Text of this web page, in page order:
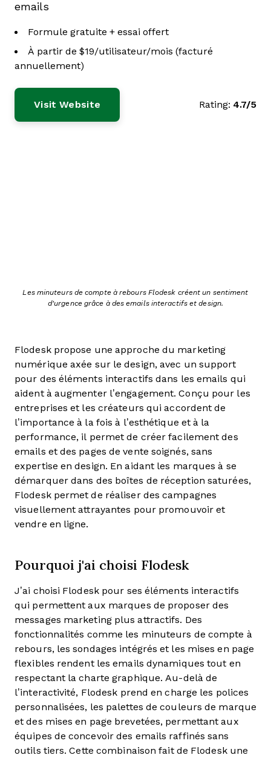
emails
Formule gratuite + essai offert
À partir de $19/utilisateur/mois (facturé
annuellement)
Visit Website Rating: 4.7/5
Les minuteurs de compte à rebours Flodesk créent un sentiment
d'urgence grâce à des emails interactifs et design.
Flodesk propose une approche du marketing
numérique axée sur le design, avec un support
pour des éléments interactifs dans les emails qui
aident à augmenter l’engagement. Conçu pour les
entreprises et les créateurs qui accordent de
l’importance à la fois à l’esthétique et à la
performance, il permet de créer facilement des
emails et des pages de vente soignés, sans
expertise en design. En aidant les marques à se
démarquer dans des boîtes de réception saturées,
Flodesk permet de réaliser des campagnes
visuellement attrayantes pour promouvoir et
vendre en ligne.
Pourquoi j'ai choisi Flodesk
J’ai choisi Flodesk pour ses éléments interactifs
qui permettent aux marques de proposer des
messages marketing plus attractifs. Des
fonctionnalités comme les minuteurs de compte à
rebours, les sondages intégrés et les mises en page
flexibles rendent les emails dynamiques tout en
respectant la charte graphique. Au-delà de
l’interactivité, Flodesk prend en charge les polices
personnalisées, les palettes de couleurs de marque
et des mises en page brevetées, permettant aux
équipes de concevoir des emails raffinés sans
outils tiers. Cette combinaison fait de Flodesk une